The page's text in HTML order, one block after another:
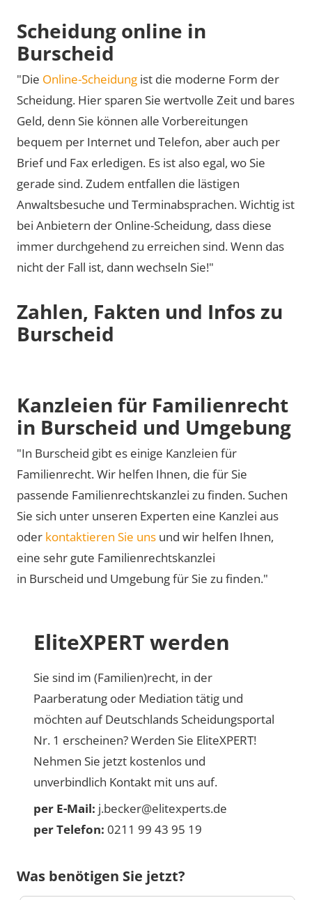
Scheidung online in
Burscheid
"Die Online-Scheidung ist die moderne Form der
Scheidung. Hier sparen Sie wertvolle Zeit und bares
Geld, denn Sie können alle Vorbereitungen
bequem per Internet und Telefon, aber auch per
Brief und Fax erledigen. Es ist also egal, wo Sie
gerade sind. Zudem entfallen die lästigen
Anwaltsbesuche und Terminabsprachen. Wichtig ist
bei Anbietern der Online-Scheidung, dass diese
immer durchgehend zu erreichen sind. Wenn das
nicht der Fall ist, dann wechseln Sie!"
Zahlen, Fakten und Infos zu
Burscheid
Kanzleien für Familienrecht
in Burscheid und Umgebung
"In Burscheid gibt es einige Kanzleien für
Familienrecht. Wir helfen Ihnen, die für Sie
passende Familienrechtskanzlei zu finden. Suchen
Sie sich unter unseren Experten eine Kanzlei aus
oder kontaktieren Sie uns und wir helfen Ihnen,
eine sehr gute Familienrechtskanzlei
in Burscheid und Umgebung für Sie zu finden."
EliteXPERT werden
Sie sind im (Familien)recht, in der
Paarberatung oder Mediation tätig und
möchten auf Deutschlands Scheidungsportal
Nr. 1 erscheinen? Werden Sie EliteXPERT!
Nehmen Sie jetzt kostenlos und
unverbindlich Kontakt mit uns auf.
per E-Mail: j.becker@elitexperts.de
per Telefon: 0211 99 43 95 19
Was benötigen Sie jetzt?